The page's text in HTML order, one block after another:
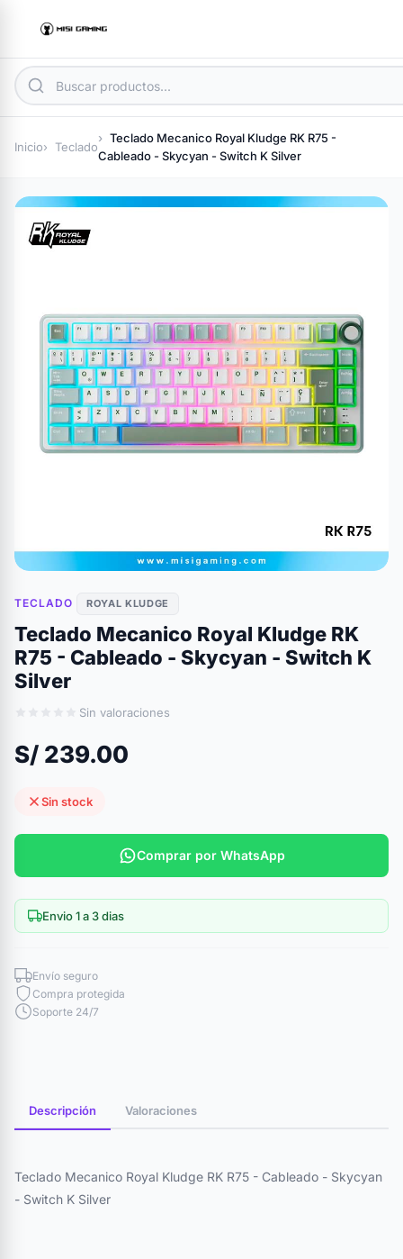
Inicio Teclado
Teclado Mecanico Royal Kludge RK R75 -
Cableado - Skycyan - Switch K Silver
TECLADO ROYAL KLUDGE
Teclado Mecanico Royal Kludge RK
R75 - Cableado - Skycyan - Switch K
Silver
Sin valoraciones
S/ 239.00
Sin stock
Comprar por WhatsApp
Envio 1 a 3 dias
Envío seguro
Compra protegida
Soporte 24/7
Descripción Valoraciones
Teclado Mecanico Royal Kludge RK R75 - Cableado - Skycyan
- Switch K Silver